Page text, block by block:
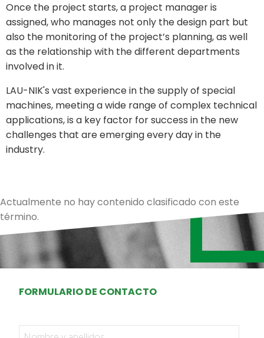
Once the project starts, a project manager is
assigned, who manages not only the design part but
also the monitoring of the project’s planning, as well
as the relationship with the different departments
involved in it.
LAU-NIK's vast experience in the supply of special
machines, meeting a wide range of complex technical
applications, is a key factor for success in the new
challenges that are emerging every day in the
industry.
Actualmente no hay contenido clasificado con este
término.
FORMULARIO DE CONTACTO